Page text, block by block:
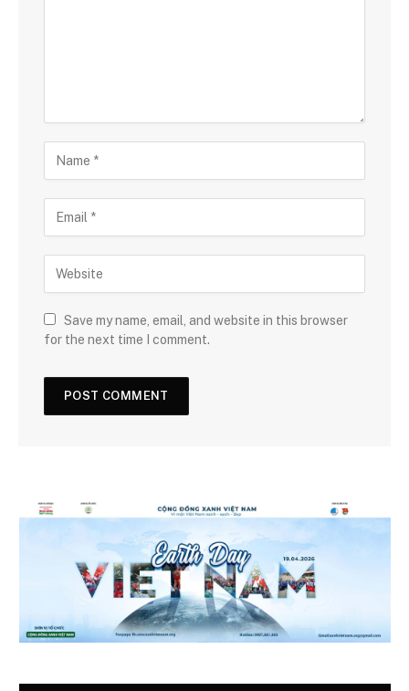
Save my name, email, and website in this browser
for the next time I comment.